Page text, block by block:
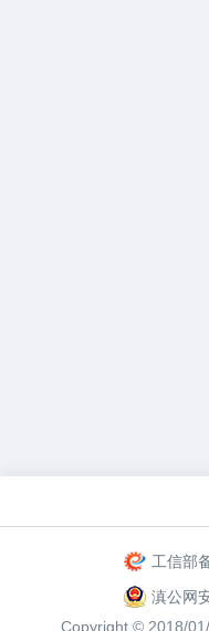
工信部
滇公网
Copyright © 2018/